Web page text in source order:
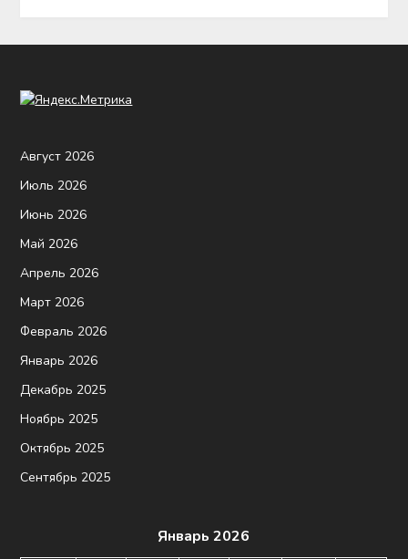
Август 2026
Июль 2026
Июнь 2026
Май 2026
Апрель 2026
Март 2026
Февраль 2026
Январь 2026
Декабрь 2025
Ноябрь 2025
Октябрь 2025
Сентябрь 2025
Январь 2026